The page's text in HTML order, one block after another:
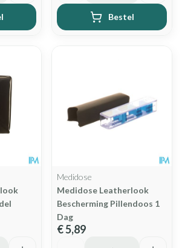
Bestel
Medidose
Medidose Leatherlook
Bescherming Pillendoos 1
Dag
€ 5,89